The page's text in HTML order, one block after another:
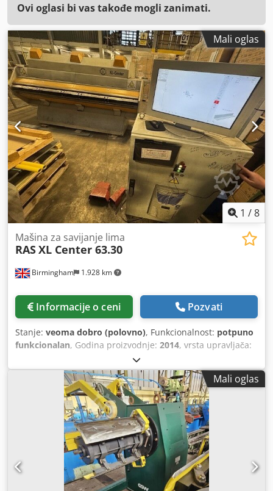
Ovi oglasi bi vas takođe mogli zanimati.
Mali oglas
1 /8
Birmingham 1.928 km
Mašina za savijanje lima
RASXL Center 63.30
Informacije o ceni Pozvati
Stanje: veoma dobro (polovno), Funkcionalnost: potpuno
funkcionalan, Godina proizvodnje: 2014, vrsta upravljača:
CE oznaka
savijačica Ras XL Center 63.30, CNC savijačica za gore-dole
savijanje, 3 metra na prodaju Kapacitet: Savijačka dužina
od 3.2 metra (3.200 mm) odnosno 126 inča i rad sa čelikom
do debljine 1.5 mm (16 gauge). Dvosmerno savijanje:
Mašina omogućava savijanje materijala i naviše i naniže,
čime se umanjuje potreba za ručnim rukovanjem
materijalom i povećava brzina proizvodnje. Precizna
tehnologija: Opremljena sa pet servo-motora sa
regulacijom brzine za brzi rad i programabilnim
pozicijama gripa za izradu suženih ili konusnih delova.
Mali oglas